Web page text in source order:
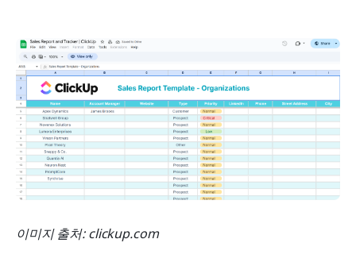
이미지 출처: clickup.com